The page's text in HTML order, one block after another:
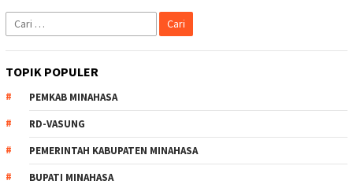
Cari
untuk:
TOPIK POPULER
PEMKAB MINAHASA
RD-VASUNG
PEMERINTAH KABUPATEN MINAHASA
BUPATI MINAHASA